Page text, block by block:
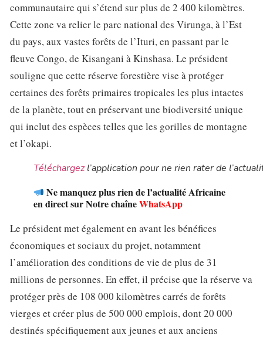
communautaire qui s’étend sur plus de 2 400 kilomètres.
Cette zone va relier le parc national des Virunga, à l’Est
du pays, aux vastes forêts de l’Ituri, en passant par le
fleuve Congo, de Kisangani à Kinshasa. Le président
souligne que cette réserve forestière vise à protéger
certaines des forêts primaires tropicales les plus intactes
de la planète, tout en préservant une biodiversité unique
qui inclut des espèces telles que les gorilles de montagne
et l’okapi.
Téléchargezl’application pour ne rien rater de
Ne manquez plus rien de l’actualité Africaine
en direct sur Notre chaîneWhatsApp
Le président met également en avant les bénéfices
économiques et sociaux du projet, notamment
l’amélioration des conditions de vie de plus de 31
millions de personnes. En effet, il précise que la réserve va
protéger près de 108 000 kilomètres carrés de forêts
vierges et créer plus de 500 000 emplois, dont 20 000
destinés spécifiquement aux jeunes et aux anciens